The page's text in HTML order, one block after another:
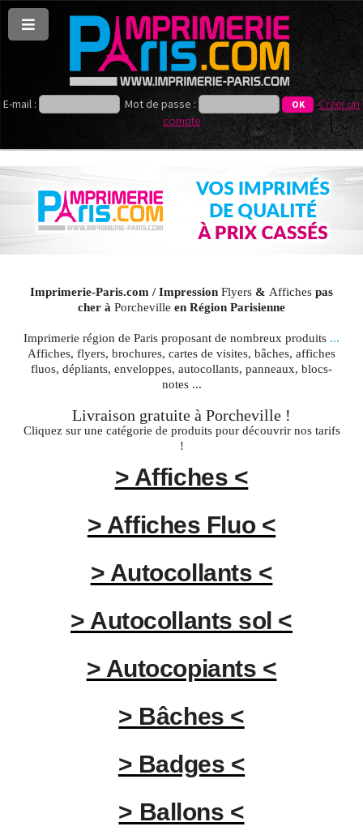
E-mail : Mot de passe :
Créer un
compte
Imprimerie-Paris.com / Impression Flyers & Affiches pas
cher à Porcheville en Région Parisienne
Imprimerie région de Paris proposant de nombreux produits ...
Affiches, flyers, brochures, cartes de visites, bâches, affiches
fluos, dépliants, enveloppes, autocollants, panneaux, blocs-
notes ...
Livraison gratuite à Porcheville !
Cliquez sur une catégorie de produits pour découvrir nos tarifs
!
> Affiches <
> Affiches Fluo <
> Autocollants <
> Autocollants sol <
> Autocopiants <
> Bâches <
> Badges <
> Ballons <